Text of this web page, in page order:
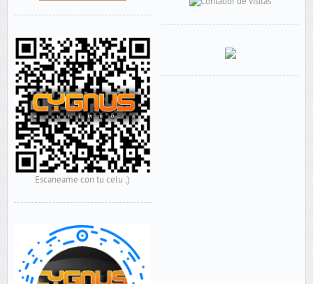
Escaneame con tu celu ;)